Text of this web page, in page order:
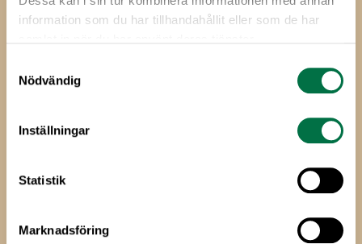
information som du har tillhandahållit eller som de har
Nödvändig
Inställningar
Statistik
Marknadsföring
Company presenterade Livsmedelsföretagens
Livsmedelsföretagens vd Björn Hellman.
På träffen visade man även upp ett 60-tal nya
julprodukter från Livsmedelsföretagens medlemmar, till
exempel Julglass med pepparkakscrumble från Annas
Nilsson, Juleskum Äpple & Kanel från Cloetta, Dumle
Polka Mint från Fazer, Smoky vegetarisk pastej från Huj
Food, Årets julsill Krabba & Majs från Klädesholmen,
Thörnströms revben med glaze från Signal &